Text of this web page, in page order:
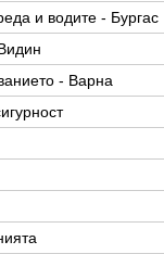
и водите - Бургас
- Варна